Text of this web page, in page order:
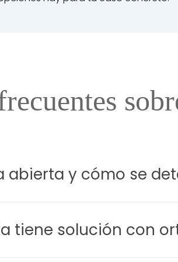
abierta y cómo se
no se tocan aunque los molares sí
radiológica.
tiene solución con